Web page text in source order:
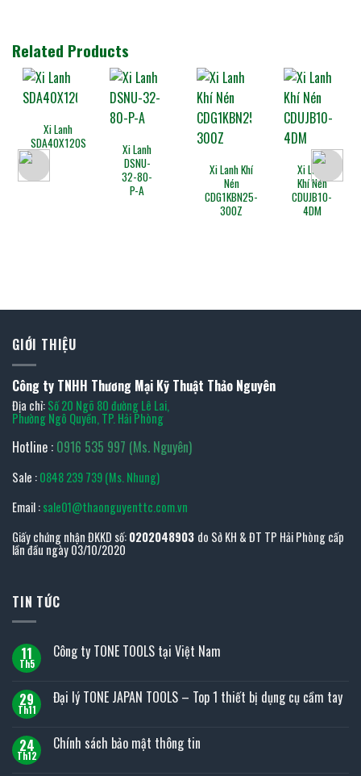
Related Products
Xi Lanh
SDA40X120S
Xi Lanh
DSNU-
32-80-
P-A
Xi Lanh Khí
Nén
CDG1KBN25-
300Z
Xi Lanh
Khí Nén
CDUJB10-
4DM
GIỚI THIỆU
Công ty TNHH Thương Mại Kỹ Thuật Thảo Nguyên
Địa chỉ:Số 20 Ngõ 80 đường Lê Lai,
Phường Ngô Quyền, TP. Hải Phòng
Hotline : 0916 535 997 (Ms. Nguyên)
Sale :0848 239 739 (Ms. Nhung)
Email :sale01@thaonguyenttc.com.vn
Giấy chứng nhận ĐKKD số:0202048903 do Sở KH & ĐT TP Hải Phòng cấp
lần đầu ngày 03/10/2020
TIN TỨC
11
Th5
Công ty TONE TOOLS tại Việt Nam
bình
luận
TONE
TOOLS
29
Th11
Đại lý TONE JAPAN TOOLS – Top 1 thiết bị dụng cụ cầm tay
bình
luận
24
Th12
Chính sách bảo mật thông tin